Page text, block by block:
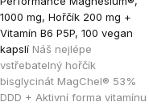
1000 mg, Hořčík 200 mg +
Vitamín B6 P5P, 100 vegan
kapslí Náš nejlépe
vstřebatelný hořčík
bisglycinát MagChel® 53%
DDD + Aktivní forma vitamínu